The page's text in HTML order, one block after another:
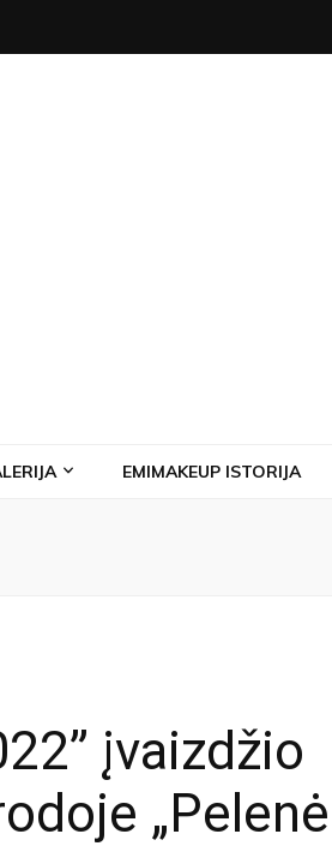
EMIMAKEUP ISTORIJA
įvaizdžio
„Pelenė